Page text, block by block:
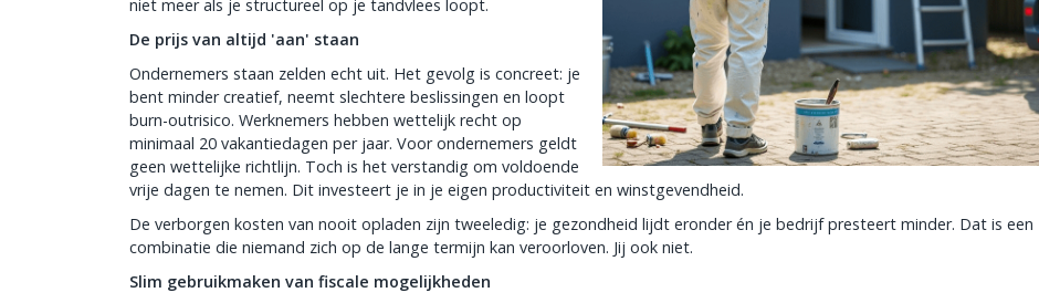
niet meer als je structureel op je tandvlees loopt.
De prijs van altijd 'aan' staan
Ondernemers staan zelden echt uit. Het gevolg is concreet: je
bent minder creatief, neemt slechtere beslissingen en loopt
burn-outrisico. Werknemers hebben wettelijk recht op
minimaal 20 vakantiedagen per jaar. Voor ondernemers geldt
geen wettelijke richtlijn. Toch is het verstandig om voldoende
vrije dagen te nemen. Dit investeert je in je eigen productiviteit en winstgevendheid.
De verborgen kosten van nooit opladen zijn tweeledig: je gezondheid lijdt eronder én je bedrijf presteert minder. Dat is een
combinatie die niemand zich op de lange termijn kan veroorloven. Jij ook niet.
Slim gebruikmaken van fiscale mogelijkheden